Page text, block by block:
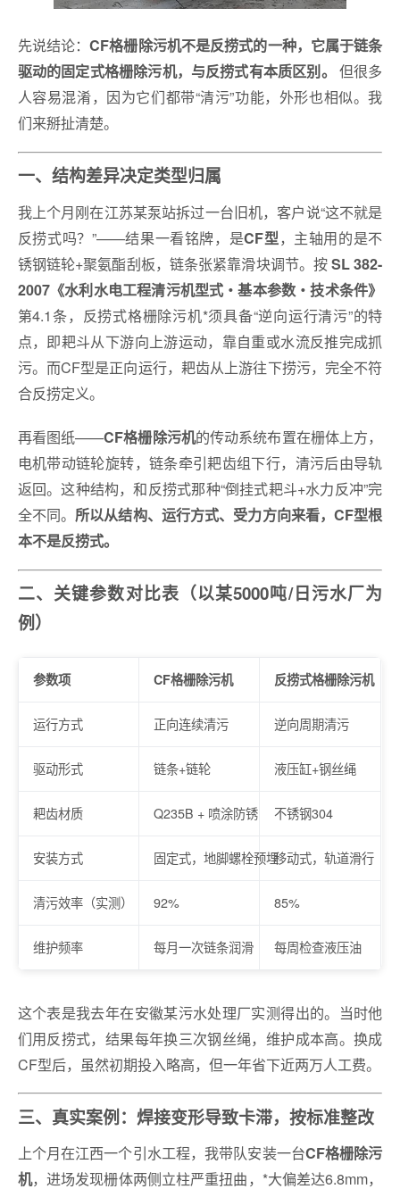
先说结论：CF格栅除污机不是反捞式的一种，它属于链条
驱动的固定式格栅除污机，与反捞式有本质区别。 但很多
人容易混淆，因为它们都带“清污”功能，外形也相似。我
们来掰扯清楚。
一、结构差异决定类型归属
我上个月刚在江苏某泵站拆过一台旧机，客户说“这不就是
反捞式吗？”——结果一看铭牌，是CF型，主轴用的是不
锈钢链轮+聚氨酯刮板，链条张紧靠滑块调节。按SL 382-
2007《水利水电工程清污机型式・基本参数・技术条件》
第4.1条，反捞式格栅除污机*须具备“逆向运行清污”的特
点，即耙斗从下游向上游运动，靠自重或水流反推完成抓
污。而CF型是正向运行，耙齿从上游往下捞污，完全不符
合反捞定义。
再看图纸——CF格栅除污机的传动系统布置在栅体上方，
电机带动链轮旋转，链条牵引耙齿组下行，清污后由导轨
返回。这种结构，和反捞式那种“倒挂式耙斗+水力反冲”完
全不同。所以从结构、运行方式、受力方向来看，CF型根
本不是反捞式。
二、关键参数对比表（以某5000吨/日污水厂为
例）
参数项 CF格栅除污机 反捞式格栅除污机
运行方式 正向连续清污 逆向周期清污
驱动形式 链条+链轮 液压缸+钢丝绳
耙齿材质 Q235B + 喷涂防锈 不锈钢304
安装方式 固定式，地脚螺栓预埋移动式，轨道滑行
清污效率（实测） 92% 85%
维护频率 每月一次链条润滑 每周检查液压油
这个表是我去年在安徽某污水处理厂实测得出的。当时他
们用反捞式，结果每年换三次钢丝绳，维护成本高。换成
CF型后，虽然初期投入略高，但一年省下近两万人工费。
三、真实案例：焊接变形导致卡滞，按标准整改
上个月在江西一个引水工程，我带队安装一台CF格栅除污
机，进场发现栅体两侧立柱严重扭曲，*大偏差达6.8mm，